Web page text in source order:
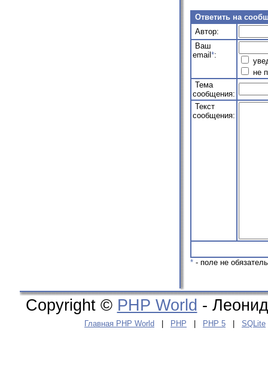
Ответить на
Автор:
Ваш
email *:
не
Тема
сообщения:
Текст
сообщения:
* - поле не
Copyright © PHP World -
Главная PHP World PHP PHP 5 SQLite